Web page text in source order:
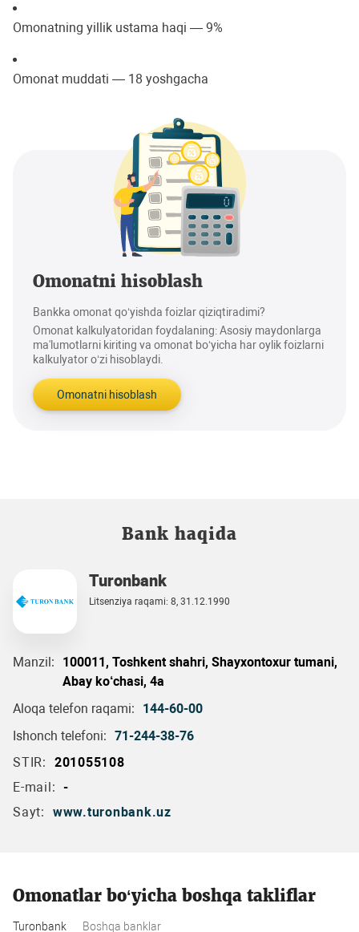
Omonatning yillik ustama haqi — 9%
Omonat muddati — 18 yoshgacha
Omonatni hisoblash
Bankka omonat qo‘yishda foizlar qiziqtiradimi?
Omonat kalkulyatoridan foydalaning: Asosiy maydonlarga
ma'lumotlarni kiriting va omonat bo‘yicha har oylik foizlarni
kalkulyator o‘zi hisoblaydi.
Omonatni hisoblash
Bank haqida
Turonbank
Litsenziya raqami: 8, 31.12.1990
Manzil:
100011, Toshkent shahri, Shayxontoxur tumani,
Abay ko‘chasi, 4a
Aloqa telefon raqami:
144-60-00
Ishonch telefoni: 71-244-38-76
STIR:
201055108
E-mail: -
Sayt:
www.turonbank.uz
Omonatlar bo‘yicha boshqa takliflar
Turonbank Boshqa banklar